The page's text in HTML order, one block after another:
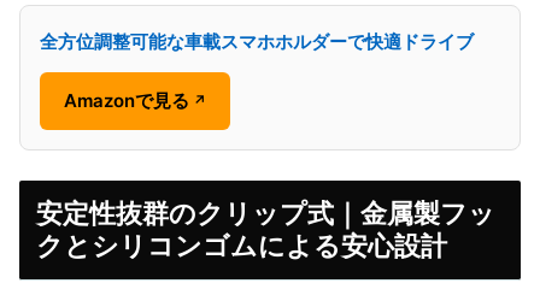
全方位調整可能な車載スマホホルダーで快適ドライブ
Amazonで見る ↗
安定性抜群のクリップ式｜金属製フッ
クとシリコンゴムによる安心設計